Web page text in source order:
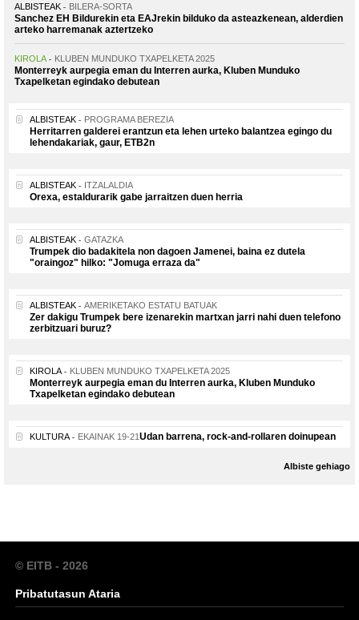
ALBISTEAK BILERA-SORTA
Sanchez EH Bildurekin eta EAJrekin bilduko da asteazkenean, alderdien
arteko harremanak aztertzeko
KIROLA KLUBEN MUNDUKO TXAPELKETA 2025
Monterreyk aurpegia eman du Interren aurka, Kluben Munduko
Txapelketan egindako debutean
ALBISTEAK PROGRAMA BEREZIA
Herritarren galderei erantzun eta lehen urteko balantzea egingo du
lehendakariak, gaur, ETB2n
ALBISTEAK ITZALALDIA
Orexa, estaldurarik gabe jarraitzen duen herria
ALBISTEAK GATAZKA
Trumpek dio badakitela non dagoen Jamenei, baina ez dutela
"oraingoz" hilko: "Jomuga erraza da"
ALBISTEAK AMERIKETAKO ESTATU BATUAK
Zer dakigu Trumpek bere izenarekin martxan jarri nahi duen telefono
zerbitzuari buruz?
KIROLA KLUBEN MUNDUKO TXAPELKETA 2025
Monterreyk aurpegia eman du Interren aurka, Kluben Munduko
Txapelketan egindako debutean
KULTURA EKAINAK 19-21Udan barrena, rock-and-rollaren doinupean
Albiste gehiago
© EITB - 2026
Pribatutasun Ataria